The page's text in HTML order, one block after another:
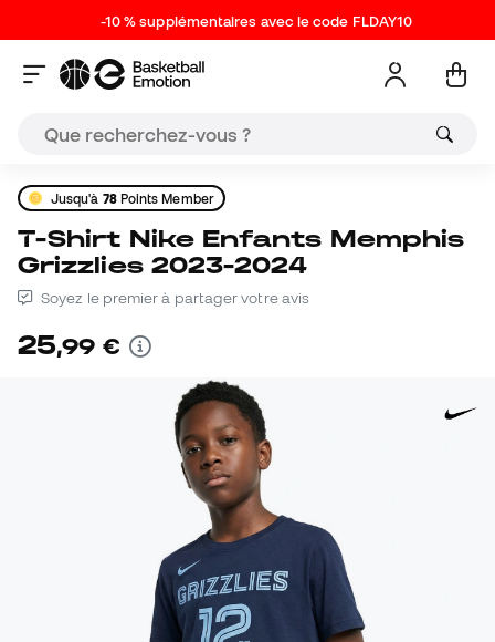
-10 % supplémentaires avec le code FLDAY10
Jusqu'à 78Points Member
T-Shirt Nike Enfants Memphis
Grizzlies 2023-2024
Soyez le premier à partager votre avis
25,99 €